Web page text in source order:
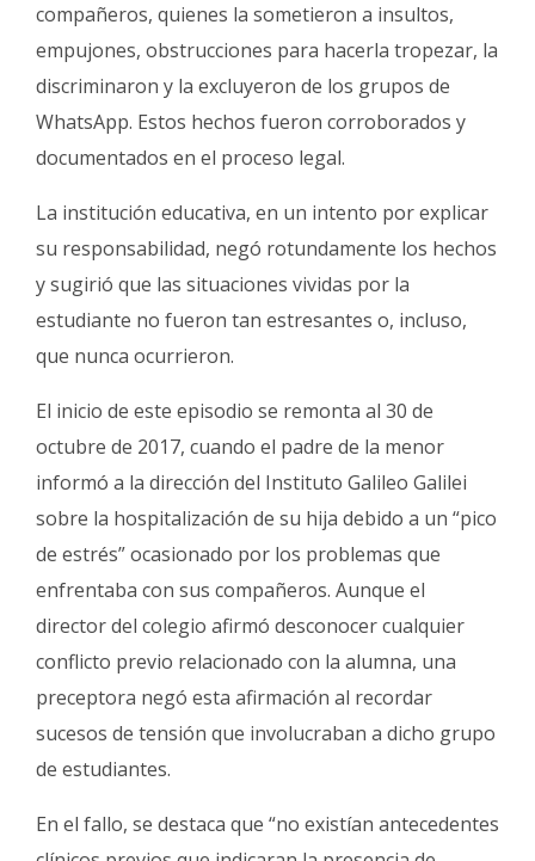
compañeros, quienes la sometieron a insultos,
empujones, obstrucciones para hacerla tropezar, la
discriminaron y la excluyeron de los grupos de
WhatsApp. Estos hechos fueron corroborados y
documentados en el proceso legal.
La institución educativa, en un intento por explicar
su responsabilidad, negó rotundamente los hechos
y sugirió que las situaciones vividas por la
estudiante no fueron tan estresantes o, incluso,
que nunca ocurrieron.
El inicio de este episodio se remonta al 30 de
octubre de 2017, cuando el padre de la menor
informó a la dirección del Instituto Galileo Galilei
sobre la hospitalización de su hija debido a un “pico
de estrés” ocasionado por los problemas que
enfrentaba con sus compañeros. Aunque el
director del colegio afirmó desconocer cualquier
conflicto previo relacionado con la alumna, una
preceptora negó esta afirmación al recordar
sucesos de tensión que involucraban a dicho grupo
de estudiantes.
En el fallo, se destaca que “no existían antecedentes